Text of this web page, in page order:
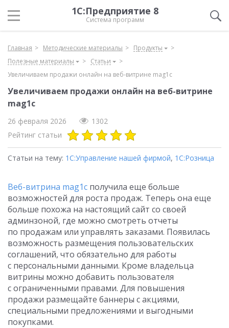
1С:Предприятие 8
Система программ
Главная Методические материалы
Продукты
Полезные материалы
Статьи
Увеличиваем продажи онлайн на веб-витрине mag1c
Увеличиваем продажи онлайн на веб-витрине
mag1c
26 февраля 2026
1302
Рейтинг статьи
Статьи на тему: 1С:Управление нашей фирмой, 1С:Розница
Веб-витрина mag1c получила еще больше
возможностей для роста продаж. Теперь она еще
больше похожа на настоящий сайт со своей
админзоной, где можно смотреть отчеты
по продажам или управлять заказами. Появилась
возможность размещения пользовательских
соглашений, что обязательно для работы
с персональными данными. Кроме владельца
витрины можно добавить пользователя
с ограниченными правами. Для повышения
продажи размещайте баннеры с акциями,
специальными предложениями и выгодными
покупками.